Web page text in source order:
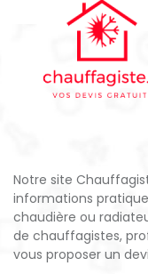
Notre site
informations
chaudière ou
de chauffagistes,
vous proposer un